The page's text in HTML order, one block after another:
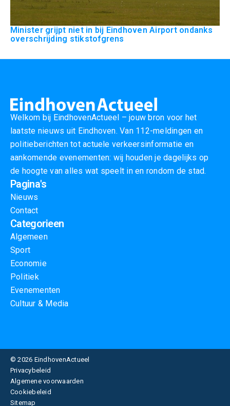
Minister grijpt niet in bij Eindhoven Airport ondanks
overschrijding stikstofgrens
Welkom bij EindhovenActueel – jouw bron voor het
laatste nieuws uit Eindhoven. Van 112-meldingen en
politieberichten tot actuele verkeersinformatie en
aankomende evenementen: wij houden je dagelijks op
de hoogte van alles wat speelt in en rondom de stad.
Pagina's
Nieuws
Contact
Categorieen
Algemeen
Sport
Economie
Politiek
Evenementen
Cultuur & Media
© 2026 EindhovenActueel
Privacybeleid
Algemene voorwaarden
Cookiebeleid
Sitemap